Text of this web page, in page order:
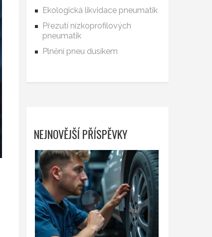
Ekologická likvidace pneumatik
Přezutí nízkoprofilových
pneumatik
Plnění pneu dusíkem
NEJNOVĚJŠÍ PŘÍSPĚVKY